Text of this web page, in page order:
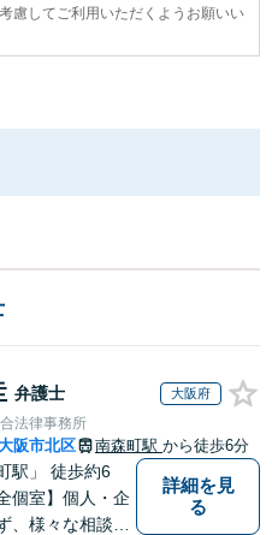
慮してご利用いただくようお願いい
弁護士 大阪府
法律事務所
阪市北区 南森町駅 から徒歩6分
駅」 徒歩約6
個室】個人・企
、様々な相談を
詳細を見
る